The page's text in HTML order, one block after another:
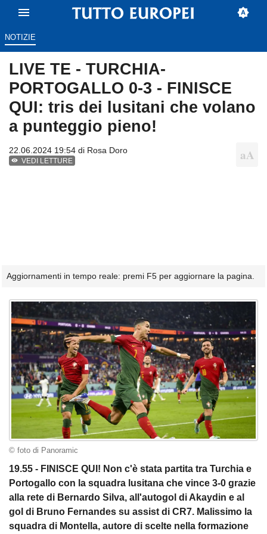
NOTIZIE
LIVE TE - TURCHIA-
PORTOGALLO 0-3 - FINISCE
QUI: tris dei lusitani che volano
a punteggio pieno!
22.06.2024 19:54 di Rosa Doro
VEDI LETTURE
Aggiornamenti in tempo reale: premi F5 per aggiornare la pagina.
© foto di Panoramic
19.55 - FINISCE QUI! Non c'è stata partita tra Turchia e
Portogallo con la squadra lusitana che vince 3-0 grazie
alla rete di Bernardo Silva, all'autogol di Akaydin e al
gol di Bruno Fernandes su assist di CR7. Malissimo la
squadra di Montella, autore di scelte nella formazione